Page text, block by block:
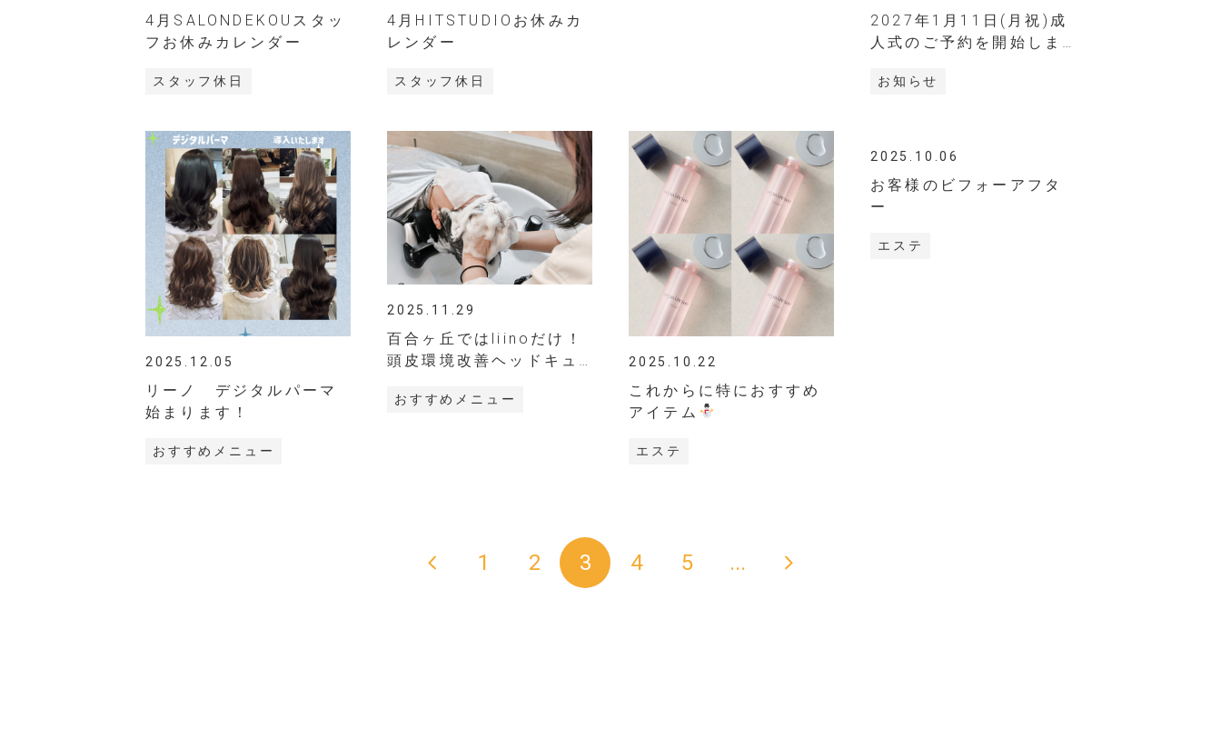
4月SALONDEKOUスタッ
フお休みカレンダー
スタッフ休日
4月HITSTUDIOお休みカ
レンダー
スタッフ休日
2027年1月11日(月祝)成
人式のご予約を開始しま
お知らせ
2025.12.05
リーノ デジタルパーマ
始まります！
おすすめメニュー
2025.11.29
百合ヶ丘ではliinoだけ！
頭皮環境改善ヘッドキュ
おすすめメニュー
2025.10.22
これからに特におすすめ
アイテム
エステ
2025.10.06
お客様のビフォーアフタ
ー
エステ
1 2 3 4 5 ...